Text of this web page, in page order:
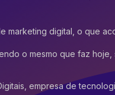
marketing digital, o que
o mesmo que faz hoje,
empresa de